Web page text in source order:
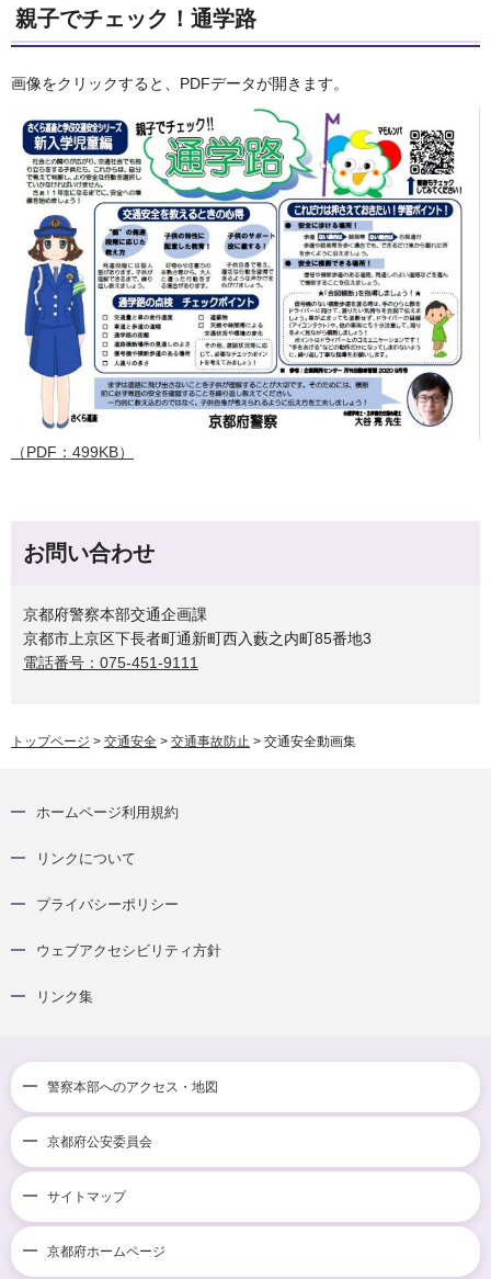
親子でチェック！通学路
画像をクリックすると、PDFデータが開きます。
（PDF：499KB）
お問い合わせ
京都府警察本部交通企画課
京都市上京区下長者町通新町西入藪之内町85番地3
電話番号：075-451-9111
トップページ > 交通安全 > 交通事故防止 > 交通安全動画集
ホームページ利用規約
リンクについて
プライバシーポリシー
ウェブアクセシビリティ方針
リンク集
警察本部へのアクセス・地図
京都府公安委員会
サイトマップ
京都府ホームページ